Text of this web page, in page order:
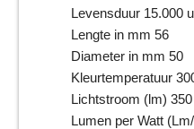
Levensduur 15.000
Lengte in mm 56
Diameter in mm 50
Kleurtemperatuur
Lichtstroom (lm) 350
Lumen per Watt